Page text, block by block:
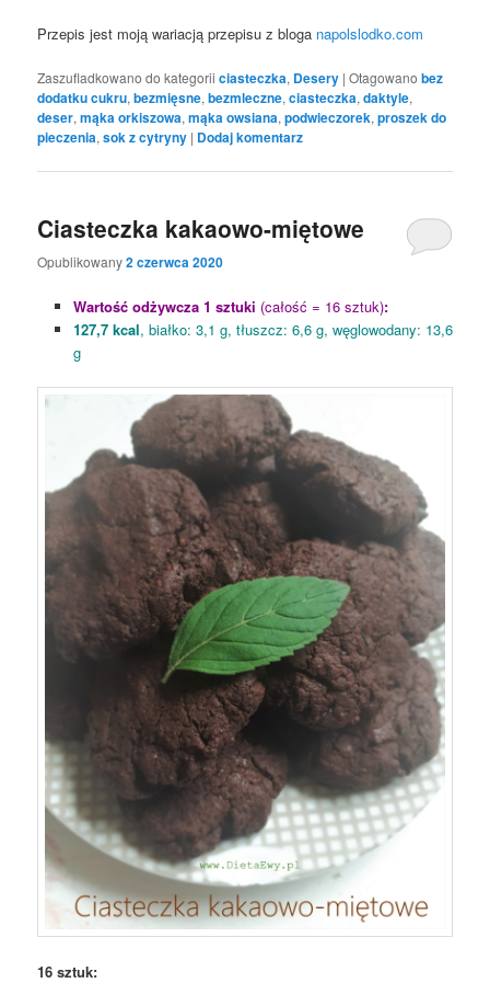
Przepis jest moją wariacją przepisu z bloga napolslodko.com
Zaszufladkowano do kategorii ciasteczka, Desery |Otagowano bez
dodatku cukru,bezmięsne,bezmleczne,ciasteczka,daktyle,
deser,mąka orkiszowa,mąka owsiana,podwieczorek,proszek do
pieczenia,sok z cytryny | Dodaj komentarz
Ciasteczka kakaowo-miętowe
Opublikowany2 czerwca 2020
Wartość odżywcza 1 sztuki (całość = 16 sztuk):
127,7 kcal, białko: 3,1 g, tłuszcz: 6,6 g, węglowodany: 13,6
g
16 sztuk: